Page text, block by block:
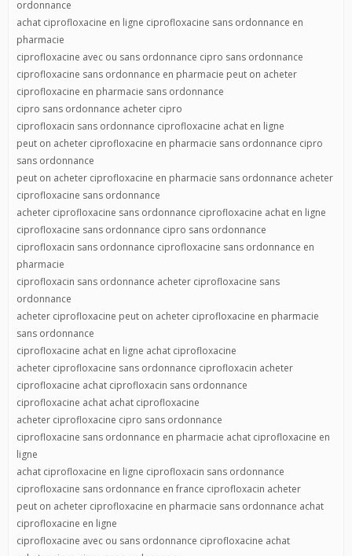
ordonnance
achat ciprofloxacine en ligne ciprofloxacine sans ordonnance en
pharmacie
ciprofloxacine avec ou sans ordonnance cipro sans ordonnance
ciprofloxacine sans ordonnance en pharmacie peut on acheter
ciprofloxacine en pharmacie sans ordonnance
cipro sans ordonnance acheter cipro
ciprofloxacin sans ordonnance ciprofloxacine achat en ligne
peut on acheter ciprofloxacine en pharmacie sans ordonnance cipro
sans ordonnance
peut on acheter ciprofloxacine en pharmacie sans ordonnance acheter
ciprofloxacine sans ordonnance
acheter ciprofloxacine sans ordonnance ciprofloxacine achat en ligne
ciprofloxacine sans ordonnance cipro sans ordonnance
ciprofloxacin sans ordonnance ciprofloxacine sans ordonnance en
pharmacie
ciprofloxacin sans ordonnance acheter ciprofloxacine sans
ordonnance
acheter ciprofloxacine peut on acheter ciprofloxacine en pharmacie
sans ordonnance
ciprofloxacine achat en ligne achat ciprofloxacine
acheter ciprofloxacine sans ordonnance ciprofloxacin acheter
ciprofloxacine achat ciprofloxacin sans ordonnance
ciprofloxacine achat achat ciprofloxacine
acheter ciprofloxacine cipro sans ordonnance
ciprofloxacine sans ordonnance en pharmacie achat ciprofloxacine en
ligne
achat ciprofloxacine en ligne ciprofloxacin sans ordonnance
ciprofloxacine sans ordonnance en france ciprofloxacin acheter
peut on acheter ciprofloxacine en pharmacie sans ordonnance achat
ciprofloxacine en ligne
ciprofloxacine avec ou sans ordonnance ciprofloxacine achat